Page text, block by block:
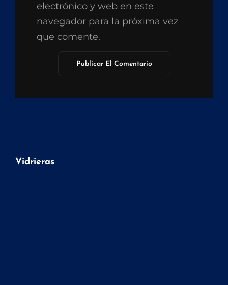
electrónico y web en este
navegador para la próxima vez
que comente.
Vidrieras